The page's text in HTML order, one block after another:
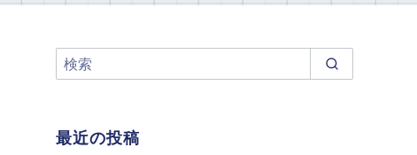
最近の投稿